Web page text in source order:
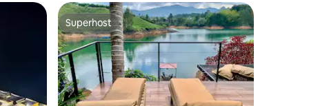
hóspedes Superhost
Superhost